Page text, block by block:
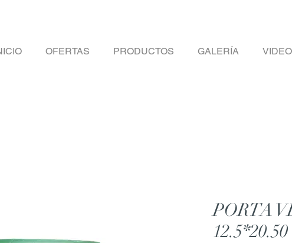
OFERTAS PRODUCTOS GALERÍA
PORTA
12.5*20.50